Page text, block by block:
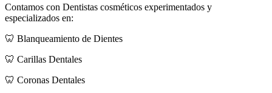
Contamos con Dentistas cosméticos experimentados y
especializados en:
🦷 Blanqueamiento de Dientes
🦷 Carillas Dentales
🦷 Coronas Dentales